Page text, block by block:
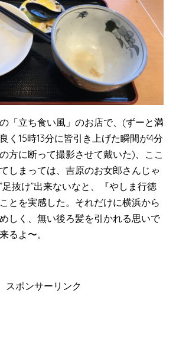
「立ち食い風」のお店で、(ずーと満
く15時13分に皆引き上げた瞬間が4分
方に断って撮影させて戴いた)、ここ
しまっては、吉原のお女郎さんじゃ
抜け”出来ないなと、『やしま行徳
とを実感した。それだけに横浜から
しく、無い後ろ髪を引かれる思いで
るよ〜。
スポンサーリンク